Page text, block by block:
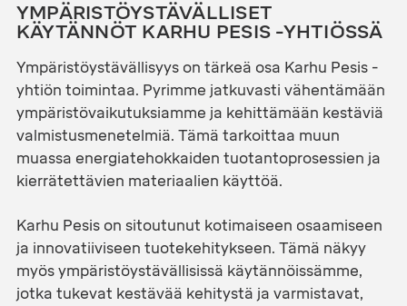
YMPÄRISTÖYSTÄVÄLLISET
KÄYTÄNNÖT KARHU PESIS -YHTIÖSSÄ
Ympäristöystävällisyys on tärkeä osa Karhu Pesis -
yhtiön toimintaa. Pyrimme jatkuvasti vähentämään
ympäristövaikutuksiamme ja kehittämään kestäviä
valmistusmenetelmiä. Tämä tarkoittaa muun
muassa energiatehokkaiden tuotantoprosessien ja
kierrätettävien materiaalien käyttöä.
Karhu Pesis on sitoutunut kotimaiseen osaamiseen
ja innovatiiviseen tuotekehitykseen. Tämä näkyy
myös ympäristöystävällisissä käytännöissämme,
jotka tukevat kestävää kehitystä ja varmistavat,